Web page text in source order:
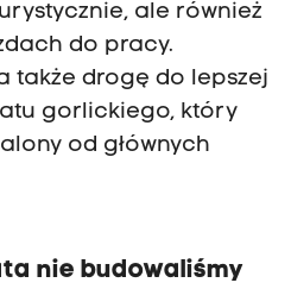
ale również
do pracy.
także drogę do lepszej
gorlickiego, który
od głównych
nie budowaliśmy